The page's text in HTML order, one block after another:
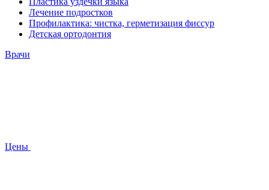
Лечение подростков
Профилактика: чистка, герметизация фиссур
Детская ортодонтия
Врачи
Цены